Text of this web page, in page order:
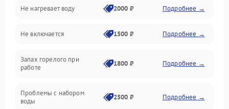
Программное обеспечение
Не нагревает воду 2000 ₽ Подробнее →
Не включается 1500 ₽ Подробнее →
Запах горелого при
работе
1800 ₽ Подробнее →
Проблемы с набором
воды
2500 ₽ Подробнее →